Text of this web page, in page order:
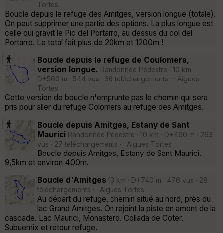
Tortes
Boucle depuis le refuge des Amitges, version longue (totale).
On peut supprimer une partie des options. La plus longue est
celle qui gravit le Pic del Portarro, au dessus du col del
Portarro. Le total fait plus de 20km et 1200m !
Boucle depuis le refuge de Coulomers,
version longue. Randonnée Pédestre · 10 km ·
D+560 m · 544 vus · 36 téléchargements · · Aigues
Tortes
Cette version de boucle n'emprunte pas le chemin qui sera
pris pour aller du refuge Colomers au refuge des Amitges.
Boucle depuis Amitges, Estany de Sant
Maurici Randonnée Pédestre · 10 km · D+490 m · 263
vus · 27 téléchargements · · Aigues Tortes
Boucle depuis Amitges, Estany de Sant Maurici.
9,5km et environ 400m.
Boucle d'Amitges 13 km · D+740 m · 476 vus · 28
téléchargements · · Aigues Tortes
Au départ du refuge, chemin situé au nord, près du
lac Grand Amitges. On rejoint la piste en amont de la
cascade. Lac Maurici, Monastero. Collada de Coter.
Subuemix et retour refuge.